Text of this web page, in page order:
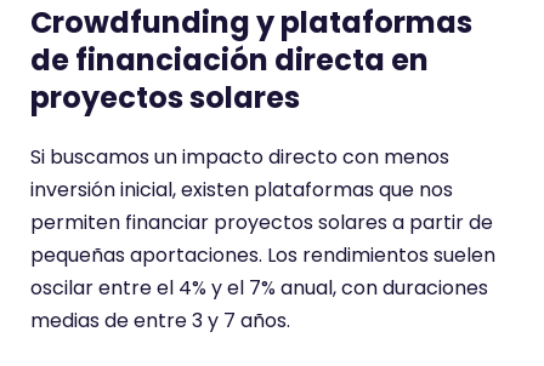
Crowdfunding y plataformas
de financiación directa en
proyectos solares
Si buscamos un impacto directo con menos
inversión inicial, existen plataformas que nos
permiten financiar proyectos solares a partir de
pequeñas aportaciones. Los rendimientos suelen
oscilar entre el 4% y el 7% anual, con duraciones
medias de entre 3 y 7 años.